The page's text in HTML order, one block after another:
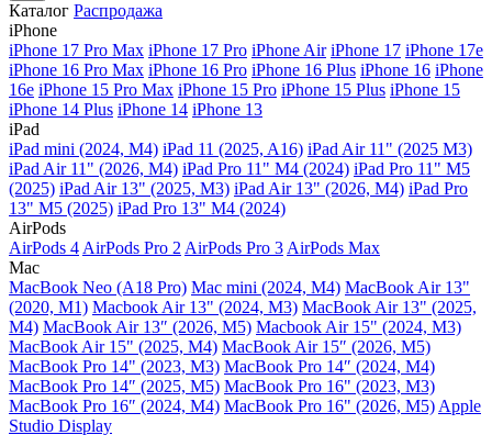
Каталог Распродажа
iPhone
iPhone 17 Pro Max iPhone 17 Pro iPhone Air iPhone 17 iPhone 17e
iPhone 16 Pro Max iPhone 16 Pro iPhone 16 Plus iPhone 16 iPhone
16e iPhone 15 Pro Max iPhone 15 Pro iPhone 15 Plus iPhone 15
iPhone 14 Plus iPhone 14 iPhone 13
iPad
iPad mini (2024, M4) iPad 11 (2025, A16) iPad Air 11" (2025 M3)
iPad Air 11" (2026, M4) iPad Pro 11" M4 (2024) iPad Pro 11" M5
(2025) iPad Air 13" (2025, M3) iPad Air 13" (2026, M4) iPad Pro
13" M5 (2025) iPad Pro 13" M4 (2024)
AirPods
AirPods 4 AirPods Pro 2 AirPods Pro 3 AirPods Max
Mac
MacBook Neo (A18 Pro) Mac mini (2024, M4) MacBook Air 13"
(2020, M1) Macbook Air 13" (2024, M3) MacBook Air 13" (2025,
M4) MacBook Air 13″ (2026, M5) Macbook Air 15" (2024, M3)
MacBook Air 15" (2025, M4) MacBook Air 15″ (2026, M5)
MacBook Pro 14" (2023, M3) MacBook Pro 14″ (2024, M4)
MacBook Pro 14″ (2025, M5) MacBook Pro 16" (2023, M3)
MacBook Pro 16″ (2024, M4) MacBook Pro 16" (2026, M5) Apple
Studio Display